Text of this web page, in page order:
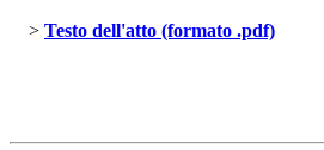
> Testo dell'atto (formato .pdf)